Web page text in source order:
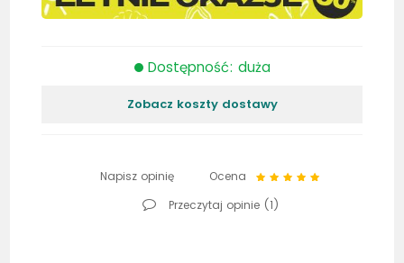
Dostępność: duża
Zobacz koszty dostawy
Napisz opinię
Ocena
Przeczytaj opinie (1)